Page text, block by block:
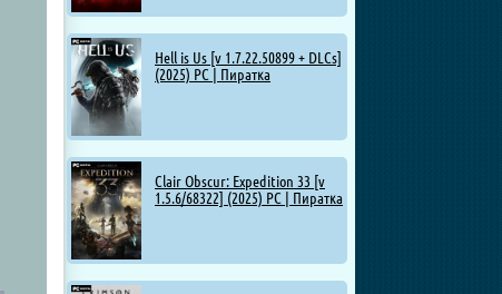
Hell is Us [v 1.7.22.50899 + DLCs]
(2025) PC | Пиратка
Clair Obscur: Expedition 33 [v
1.5.6/68322] (2025) PC | Пиратка